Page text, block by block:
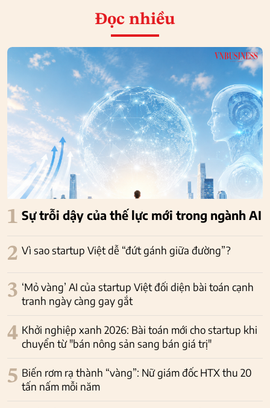
Đọc nhiều
1 Sự trỗi dậy của thế lực mới trong ngành AI
2 Vì sao startup Việt dễ “đứt gánh giữa đường”?
3 ‘Mỏ vàng’ AI của startup Việt đối diện bài toán cạnh
tranh ngày càng gay gắt
4 Khởi nghiệp xanh 2026: Bài toán mới cho startup khi
chuyển từ "bán nông sản sang bán giá trị"
5 Biến rơm rạ thành “vàng”: Nữ giám đốc HTX thu 20
tấn nấm mỗi năm